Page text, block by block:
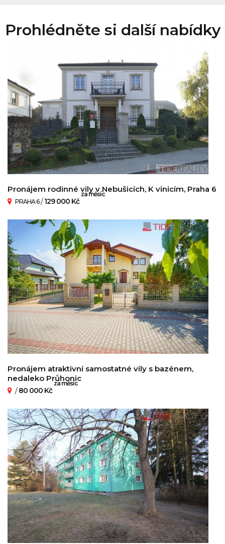
Prohlédněte si další nabídky
Pronájem rodinné vily v Nebušicích, K vinicím, Praha 6
PRAHA 6/129 000 Kč
za měsíc
Pronájem atraktivní samostatné vily s bazénem,
nedaleko Průhonic
/80 000 Kč
za měsíc